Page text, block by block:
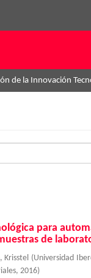
de la Innovación
para
de
Krisstel (Universidad
, 2016)